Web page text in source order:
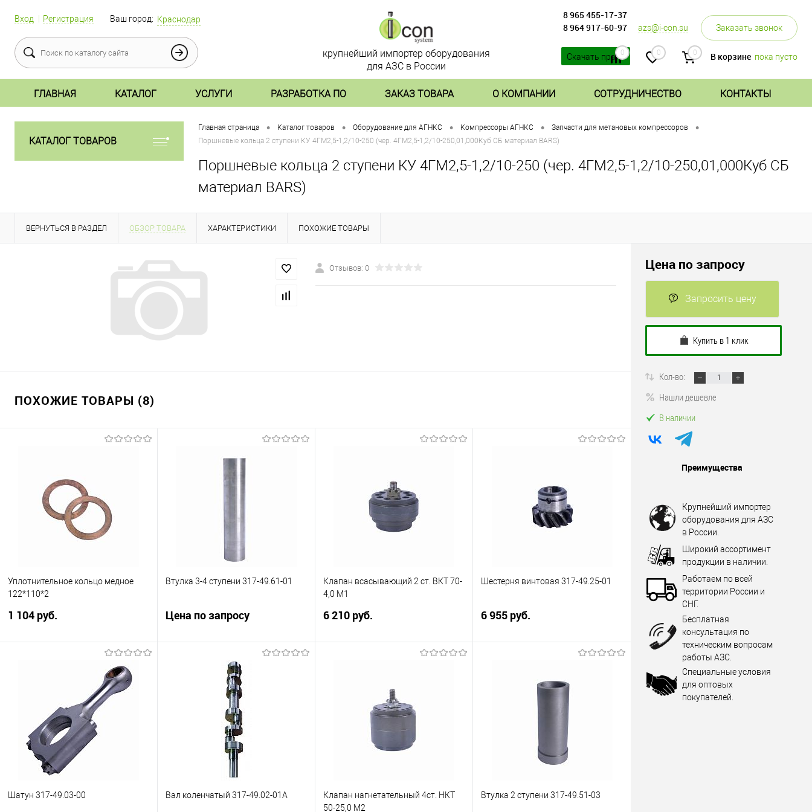
Вход Регистрация Ваш город: Краснодар
8 965 455-17-37
8 964 917-60-97
azs@i-con.su Заказать звонок
Скачать прайс
0 0 0 В корзине пока пусто
крупнейший импортер оборудования
для АЗС в России
ГЛАВНАЯ КАТАЛОГ УСЛУГИ РАЗРАБОТКА ПО ЗАКАЗ ТОВАРА О КОМПАНИИ СОТРУДНИЧЕСТВО КОНТАКТЫ
КАТАЛОГ ТОВАРОВ
Главная страница • Каталог товаров • Оборудование для АГНКС • Компрессоры АГНКС • Запчасти для метановых компрессоров •
Поршневые кольца 2 ступени КУ 4ГМ2,5-1,2/10-250 (чер. 4ГМ2,5-1,2/10-250,01,000Куб СБ материал BARS)
Поршневые кольца 2 ступени КУ 4ГМ2,5-1,2/10-250 (чер. 4ГМ2,5-1,2/10-250,01,000Куб СБ
материал BARS)
ВЕРНУТЬСЯ В РАЗДЕЛ ОБЗОР ТОВАРА ХАРАКТЕРИСТИКИ ПОХОЖИЕ ТОВАРЫ
Отзывов: 0
ПОХОЖИЕ ТОВАРЫ (8)
Уплотнительное кольцо медное
122*110*2
1 104 руб.
Сравнить
В избранное
Втулка 3-4 ступени 317-49.61-01
Цена по запросу
для Компрессора 4ГМ2,5-1,2/10-
Запросить цену
Купить в 1 клик
Клапан всасывающий 2 ст. ВКТ 70-
4,0 М1
6 210 руб.
для Компрессора 4ГМ2,5-1,2/10-
Купить
Купить в 1 клик
В избранное
Шестерня винтовая 317-49.25-01
6 955 руб.
для Компрессора 4ГМ2,5-1,2/10-
Купить
Купить в 1 клик
Шатун 317-49.03-00 Вал коленчатый 317-49.02-01А
Клапан нагнетательный 4ст. НКТ
50-25,0 М2
Втулка 2 ступени 317-49.51-03
Цена по запросу
Запросить цену
Купить в 1 клик
Кол-во:
Нашли дешевле
В наличии
Преимущества
Крупнейший импортер
оборудования для АЗС
в России.
Широкий ассортимент
продукции в наличии.
Работаем по всей
территории России и
СНГ.
Бесплатная
консультация по
техническим вопросам
работы АЗС.
Специальные условия
для оптовых
покупателей.